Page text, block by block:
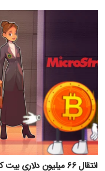
انتقال ۶۶ میلیون